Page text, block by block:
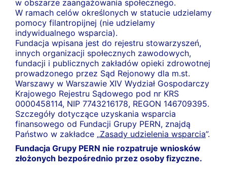
w obszarze zaangażowania społecznego.
W ramach celów określonych w statucie udzielamy
pomocy filantropijnej (nie udzielamy
indywidualnego wsparcia).
Fundacja wpisana jest do rejestru stowarzyszeń,
innych organizacji społecznych zawodowych,
fundacji i publicznych zakładów opieki zdrowotnej
prowadzonego przez Sąd Rejonowy dla m.st.
Warszawy w Warszawie XIV Wydział Gospodarczy
Krajowego Rejestru Sądowego pod nr KRS
0000458114, NIP 7743216178, REGON 146709395.
Szczegóły dotyczące uzyskania wsparcia
finansowego od Fundacji Grupy PERN, znajdą
Państwo w zakładce „Zasady udzielenia wsparcia”.
Fundacja Grupy PERN nie rozpatruje wniosków
złożonych bezpośrednio przez osoby fizyczne.